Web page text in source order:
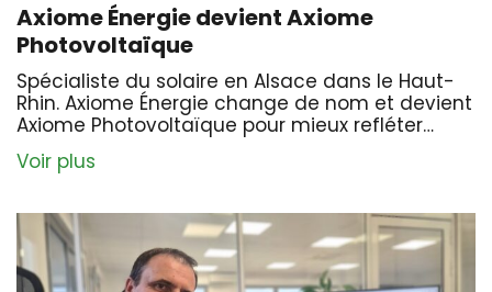
Axiome Énergie devient Axiome
Photovoltaïque
Spécialiste du solaire en Alsace dans le Haut-
Rhin. Axiome Énergie change de nom et devient
Axiome Photovoltaïque pour mieux refléter…
Voir plus